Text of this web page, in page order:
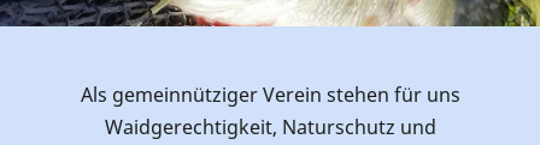
Als gemeinnütziger Verein stehen für uns
Waidgerechtigkeit, Naturschutz und